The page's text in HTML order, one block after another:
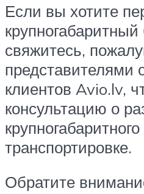
Если вы хотите
крупногабаритный
свяжитесь,
представителями
клиентов Avio.lv,
консультацию о
транспортировке.
Обратите